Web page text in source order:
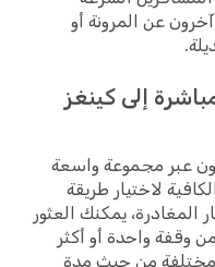
عن المرونة أو
إلى كينغز
عبر مجموعة واسعة
لاختيار طريقة
يمكنك العثور
وقفة واحدة أو أكثر
مختلفة من حيث مدة